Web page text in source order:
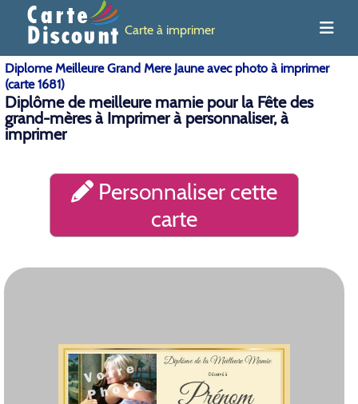
Carte à imprimer
Diplome Meilleure Grand Mere Jaune avec photo à imprimer
(carte 1681)
Diplôme de meilleure mamie pour la Fête des
grand-mères à Imprimer à personnaliser, à
imprimer
Personnaliser cette
carte